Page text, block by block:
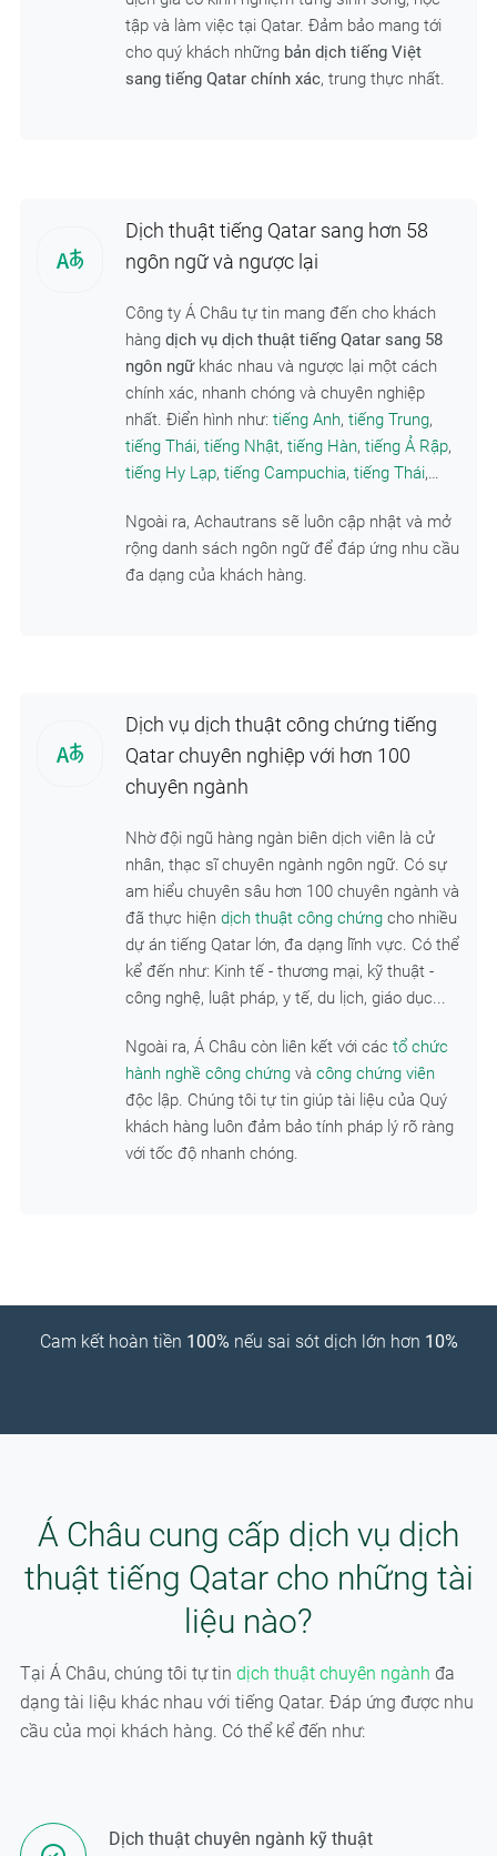
tập và làm việc tại Qatar. Đảm bảo mang tới
cho quý khách những bản dịch tiếng Việt
sang tiếng Qatar chính xác, trung thực nhất.
Dịch thuật tiếng Qatar sang hơn 58
ngôn ngữ và ngược lại
Công ty Á Châu tự tin mang đến cho khách
hàng dịch vụ dịch thuật tiếng Qatar sang 58
ngôn ngữkhác nhau và ngược lại một cách
chính xác, nhanh chóng và chuyên nghiệp
nhất. Điển hình như: tiếng Anh, tiếng Trung,
tiếng Thái, tiếng Nhật, tiếng Hàn, tiếng Ả Rập,
tiếng Hy Lạp, tiếng Campuchia, tiếng Thái,…
Ngoài ra, Achautrans sẽ luôn cập nhật và mở
rộng danh sách ngôn ngữ để đáp ứng nhu cầu
đa dạng của khách hàng.
Dịch vụ dịch thuật công chứng tiếng
Qatar chuyên nghiệp với hơn 100
chuyên ngành
Nhờ đội ngũ hàng ngàn biên dịch viên là cử
nhân, thạc sĩ chuyên ngành ngôn ngữ. Có sự
am hiểu chuyên sâu hơn 100 chuyên ngành và
đã thực hiện dịch thuật công chứngcho nhiều
dự án tiếng Qatar lớn, đa dạng lĩnh vực. Có thể
kể đến như: Kinh tế - thương mại, kỹ thuật -
công nghệ, luật pháp, y tế, du lịch, giáo dục...
Ngoài ra, Á Châu còn liên kết với các tổ chức
hành nghề công chứngvà công chứng viên
độc lập. Chúng tôi tự tin giúp tài liệu của Quý
khách hàng luôn đảm bảo tính pháp lý rõ ràng
với tốc độ nhanh chóng.
Cam kết hoàn tiền 100% nếu sai sót dịch lớn hơn 10%
Á Châu cung cấp dịch vụ dịch
thuật tiếng Qatar cho những tài
liệu nào?
Tại Á Châu, chúng tôi tự tin dịch thuật chuyên ngành đa
dạng tài liệu khác nhau với tiếng Qatar. Đáp ứng được nhu
cầu của mọi khách hàng. Có thể kể đến như:
Dịch thuật chuyên ngành kỹ thuật